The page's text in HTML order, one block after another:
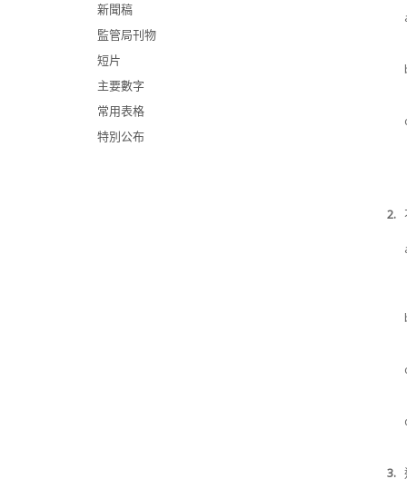
新聞稿
監管局刊物
短片
主要數字
常用表格
特別公布
2.
3.